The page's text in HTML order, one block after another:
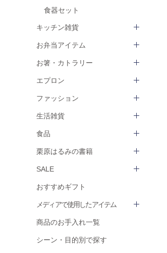
食器セット
キッチン雑貨
お弁当アイテム
お箸・カトラリー
エプロン
ファッション
生活雑貨
食品
栗原はるみの書籍
SALE
おすすめギフト
メディアで使用したアイテム
商品のお手入れ一覧
シーン・目的別で探す